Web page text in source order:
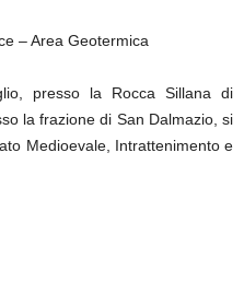
– Area Geotermica
presso la Rocca Sillana di
la frazione di San Dalmazio, si
Medioevale, Intrattenimento e